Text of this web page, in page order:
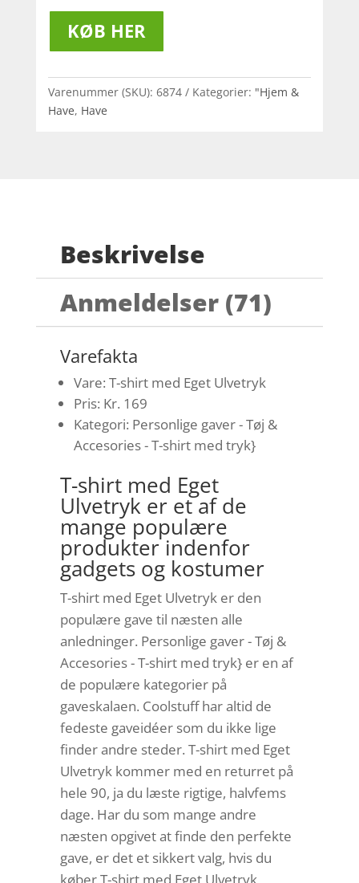
KØB HER
Varenummer (SKU): 6874 Kategorier: "Hjem &
Have, Have
Beskrivelse
Anmeldelser (71)
Varefakta
Vare: T-shirt med Eget Ulvetryk
Pris: Kr. 169
Kategori: Personlige gaver - Tøj &
Accesories - T-shirt med tryk}
T-shirt med Eget
Ulvetryk er et af de
mange populære
produkter indenfor
gadgets og kostumer
T-shirt med Eget Ulvetryk er den
populære gave til næsten alle
anledninger. Personlige gaver - Tøj &
Accesories - T-shirt med tryk} er en af
de populære kategorier på
gaveskalaen. Coolstuff har altid de
fedeste gaveidéer som du ikke lige
finder andre steder. T-shirt med Eget
Ulvetryk kommer med en returret på
hele 90, ja du læste rigtige, halvfems
dage. Har du som mange andre
næsten opgivet at finde den perfekte
gave, er det et sikkert valg, hvis du